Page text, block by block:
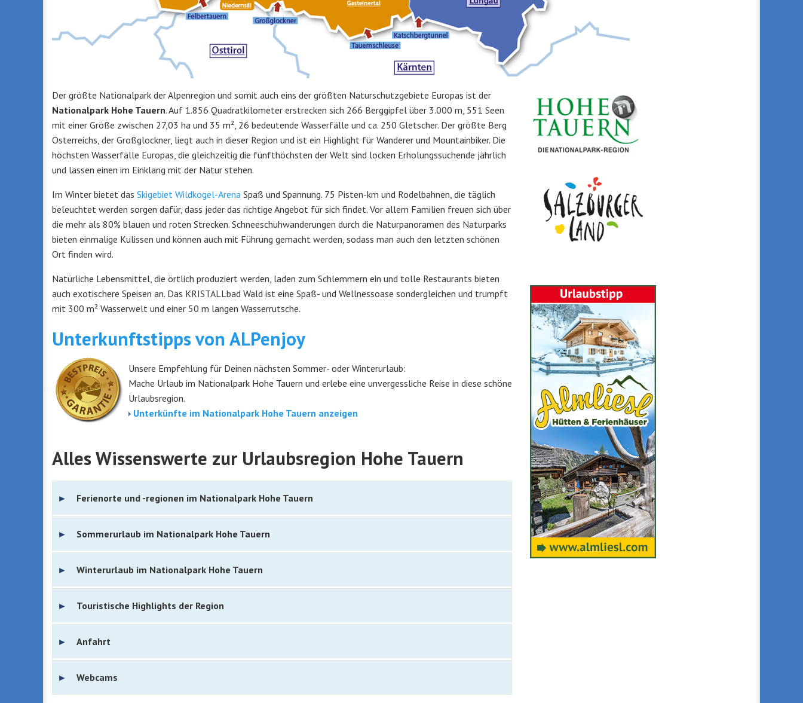
Der größte Nationalpark der Alpenregion und somit auch eins der größten Naturschutzgebiete Europas ist der
Nationalpark Hohe Tauern. Auf 1.856 Quadratkilometer erstrecken sich 266 Berggipfel über 3.000 m, 551 Seen
mit einer Größe zwischen 27,03 ha und 35 m², 26 bedeutende Wasserfälle und ca. 250 Gletscher. Der größte Berg
Österreichs, der Großglockner, liegt auch in dieser Region und ist ein Highlight für Wanderer und Mountainbiker. Die
höchsten Wasserfälle Europas, die gleichzeitig die fünfthöchsten der Welt sind locken Erholungssuchende jährlich
und lassen einen im Einklang mit der Natur stehen.
Im Winter bietet das Skigebiet Wildkogel-Arena Spaß und Spannung. 75 Pisten-km und Rodelbahnen, die täglich
beleuchtet werden sorgen dafür, dass jeder das richtige Angebot für sich findet. Vor allem Familien freuen sich über
die mehr als 80% blauen und roten Strecken. Schneeschuhwanderungen durch die Naturpanoramen des Naturparks
bieten einmalige Kulissen und können auch mit Führung gemacht werden, sodass man auch den letzten schönen
Ort finden wird.
Natürliche Lebensmittel, die örtlich produziert werden, laden zum Schlemmern ein und tolle Restaurants bieten
auch exotischere Speisen an. Das KRISTALLbad Wald ist eine Spaß- und Wellnessoase sondergleichen und trumpft
mit 300 m² Wasserwelt und einer 50 m langen Wasserrutsche.
Unterkunftstipps von ALPenjoy
Unsere Empfehlung für Deinen nächsten Sommer- oder Winterurlaub:
Mache Urlaub im Nationalpark Hohe Tauern und erlebe eine unvergessliche Reise in diese schöne
Urlaubsregion.
Unterkünfte im Nationalpark Hohe Tauern anzeigen
Alles Wissenswerte zur Urlaubsregion Hohe Tauern
Ferienorte und -regionen im Nationalpark Hohe Tauern
Sommerurlaub im Nationalpark Hohe Tauern
Winterurlaub im Nationalpark Hohe Tauern
Touristische Highlights der Region
Anfahrt
Webcams